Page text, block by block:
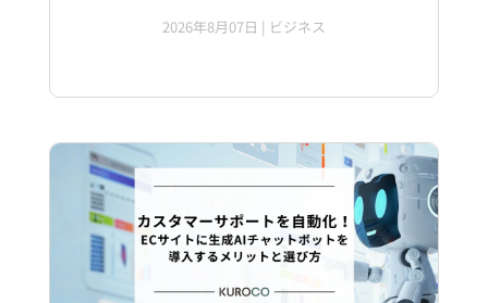
2026年8月07日 | ビジネス